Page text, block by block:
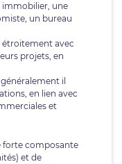
immobilier, une
un bureau
étroitement avec
projets, en
il
en lien avec
et
forte composante
et de